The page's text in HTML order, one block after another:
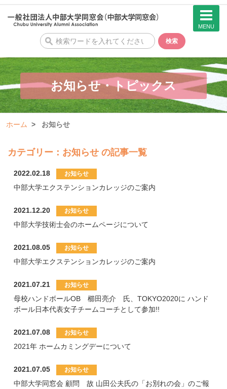
検
索
検索
MENU
お知らせ・トピックス
ホーム お知らせ
カテゴリー：お知らせ の記事一覧
2022.02.18
中部大学エクステンションカレッジのご案内
2021.12.20
中部大学技術士会のホームページについて
2021.08.05
中部大学エクステンションカレッジのご案内
2021.07.21
母校ハンドボールOB 櫛田亮介 氏、TOKYO2020に ハンド
ボール日本代表女子チームコーチとして参加!!
2021.07.08
2021年 ホームカミングデーについて
2021.07.05
中部大学同窓会 顧問 故 山田公夫氏の「お別れの会」のご報